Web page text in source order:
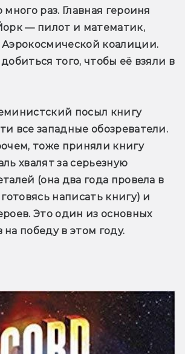
раз. Главная героиня
— пилот и математик,
коалиции.
того, чтобы её взяли в
посыл книгу
все западные обозреватели.
тоже приняли книгу
хвалят за серьезную
(она два года провела в
готовясь написать книгу) и
Это один из основных
победу в этом году.